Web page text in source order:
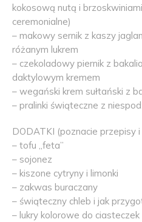
kokosową nutą i
ceremonialne)
– makowy sernik z kaszy
różanym lukrem
– czekoladowy piernik z
daktylowym kremem
– wegański krem sułtański z
– pralinki świąteczne z
DODATKI (poznacie przepisy
– tofu ,,feta”
– sojonez
– kiszone cytryny i limonki
– zakwas buraczany
– świąteczny chleb i jak
– lukry kolorowe do ciasteczek